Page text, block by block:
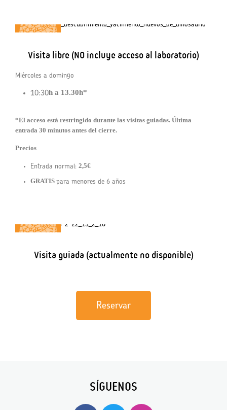
Visita libre (NO incluye acceso al laboratorio)
Miércoles a domingo
10:30h a 13.30h*
*El acceso está restringido durante las visitas guiadas. Última
entrada 30 minutos antes del cierre.
Precios
Entrada normal: 2,5€
GRATIS para menores de 6 años
Visita guiada (actualmente no disponible)
Reservar
SÍGUENOS